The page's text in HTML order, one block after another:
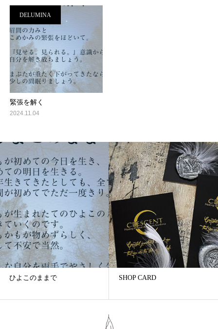
DELUMINA
緊張を解く
2024.11.04
ひよこのままで SHOP CARD